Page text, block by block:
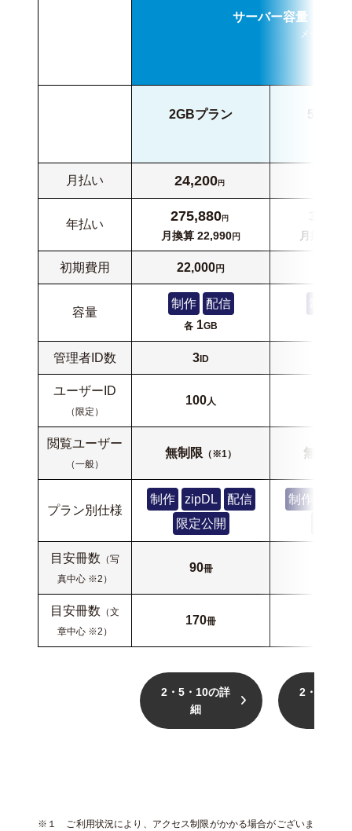
サーバー容量・IDを
メーカー・
2GBプラン 5GBプ
月払い 24,200円
年払い
275,880円
月換算 22,990円 月換算
初期費用 22,000円
容量
制作 配信
各 1GB
管理者ID数 3 ID
ユーザーID
（限定）
100人
閲覧ユーザー
（一般）
無制限 （※1） 無制限
プラン別仕様
制作 zipDL
配信
限定公開
制作
目安冊数 （写
真中心 ※2）
90冊
目安冊数 （文
章中心 ※2）
170冊
2・5・10の詳
細
2・5・10
※１ ご利用状況により、アクセス制限がかかる場合がございま